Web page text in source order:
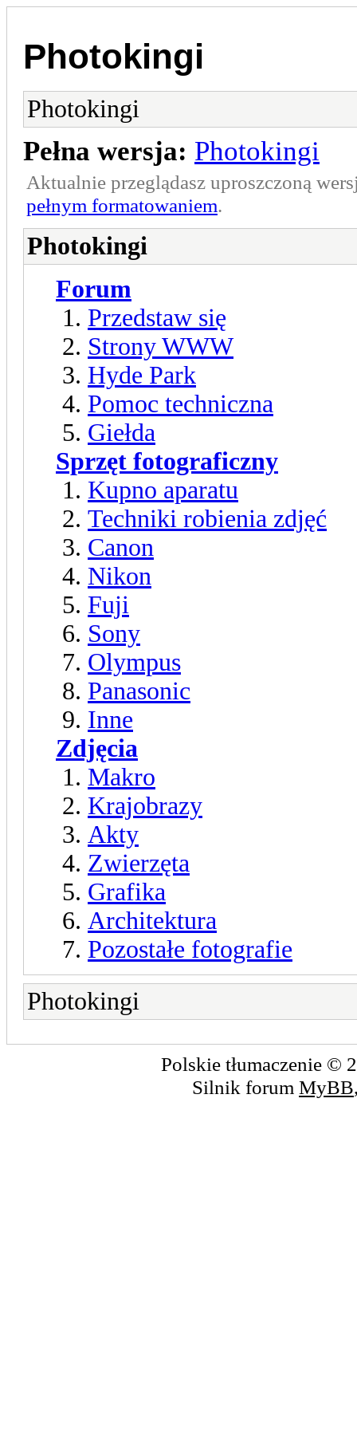
Photokingi
Photokingi
Pełna wersja: Photokingi
Aktualnie przeglądasz uproszczoną
pełnym formatowaniem.
Photokingi
Forum
Przedstaw się
Strony WWW
Hyde Park
Pomoc techniczna
Giełda
Sprzęt fotograficzny
Kupno aparatu
Techniki robienia zdjęć
Canon
Nikon
Fuji
Sony
Olympus
Panasonic
Inne
Zdjęcia
Makro
Krajobrazy
Akty
Zwierzęta
Grafika
Architektura
Pozostałe fotografie
Photokingi
Polskie tłumaczenie ©
Silnik forum MyBB